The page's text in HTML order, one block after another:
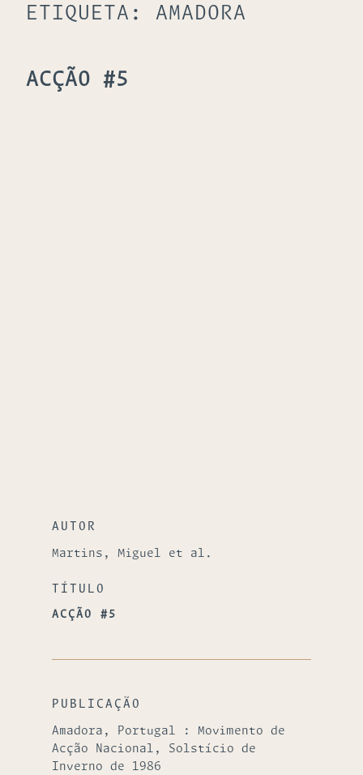
ETIQUETA: AMADORA
ACÇÃO #5
AUTOR
Martins, Miguel et al.
TÍTULO
ACÇÃO #5
PUBLICAÇÃO
Amadora, Portugal : Movimento de
Acção Nacional, Solstício de
Inverno de 1986